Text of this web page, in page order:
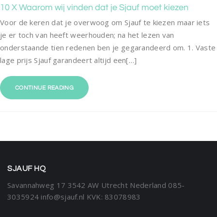
10 X Waarom wij vinden dat je Sjauf moet kiezen
Voor de keren dat je overwoog om Sjauf te kiezen maar iets
je er toch van heeft weerhouden; na het lezen van
onderstaande tien redenen ben je gegarandeerd om. 1. Vaste
lage prijs Sjauf garandeert altijd een[…]
CONTINUE READING
SJAUF HQ
Savannahweg 17 3542 AW Utrecht Nederland 085-
3035924 info@sjauf.nl KVK: 83078983